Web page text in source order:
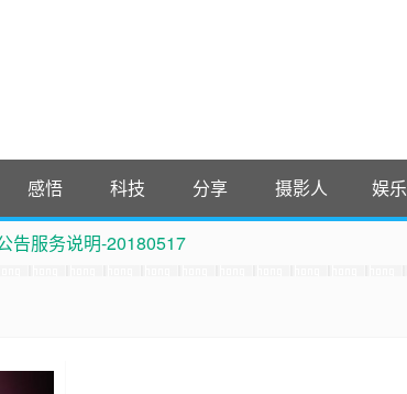
感悟 科技 分享 摄影人 娱乐
告服务说明-20180517
那么赶紧使用Ctrl+D 收藏吧